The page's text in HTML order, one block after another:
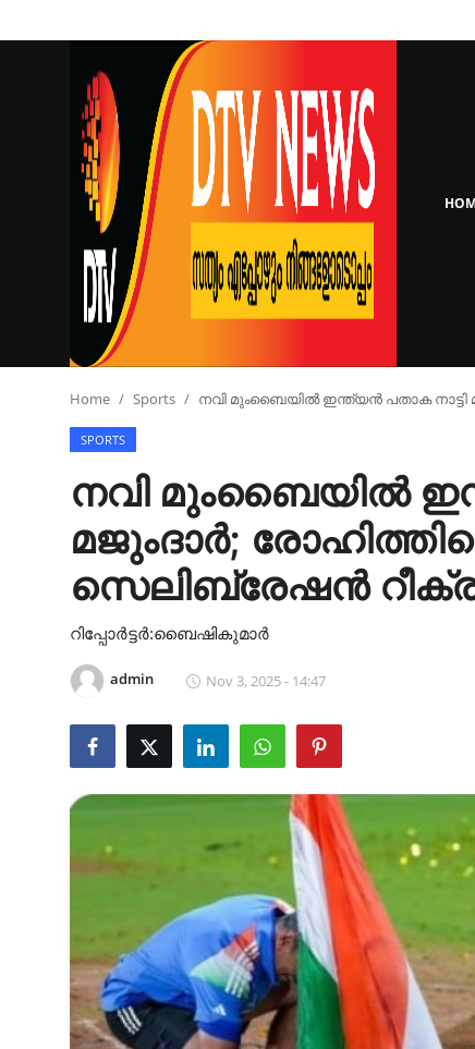
Login Register
Real Estate
Sports
Business
Cinema
Home Sports നവി മുംബൈയിൽ ഇന്ത്യൻ പതാക നാട്ടി
SPORTS
നവി മുംബൈയിൽ
മജുംദാർ;
സെലിബ്രേഷൻ
റിപ്പോർട്ടർ:ബൈഷികുമാർ
admin Nov 3, 2025 - 14:47